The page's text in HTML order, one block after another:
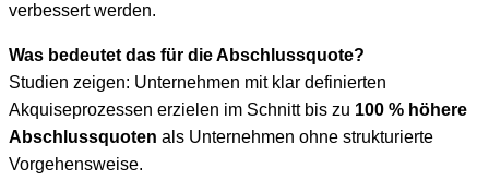
verbessert werden.
Was bedeutet das für die Abschlussquote?
Studien zeigen: Unternehmen mit klar definierten
Akquiseprozessen erzielen im Schnitt bis zu 100 % höhere
Abschlussquoten als Unternehmen ohne strukturierte
Vorgehensweise.